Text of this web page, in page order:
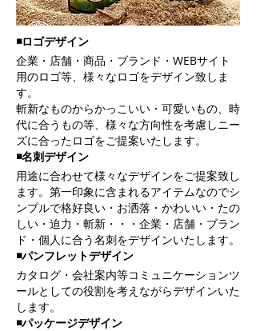
◾️ロゴデザイン
企業・店舗・商品・ブランド・WEBサイト
用のロゴ等、様々なロゴをデザイン致しま
す。
斬新なものからかっこいい・可愛いもの、時
代に合うもの等、様々な方向性を考慮しニー
ズに合ったロゴをご提案いたします。
◾️名刺デザイン
用途に合わせて様々なデザインをご提案致し
ます。第一印象に含まれるアイテムなのでシ
ンプルで格好良い・お洒落・かわいい・たの
しい・迫力・斬新・・・企業・店舗・ブラン
ド・個人に合う名刺をデザインいたします。
◾️パンフレットデザイン
カタログ・会社案内等コミュニケーションツ
ールとしての役割を考えながらデザインいた
します。
◾️パッケージデザイン